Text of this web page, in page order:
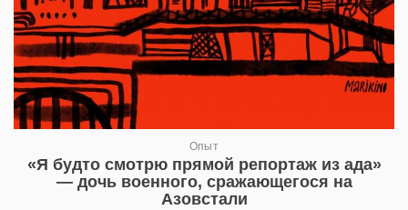
Опыт
«Я будто смотрю прямой репортаж из ада»
— дочь военного, сражающегося на
Азовстали